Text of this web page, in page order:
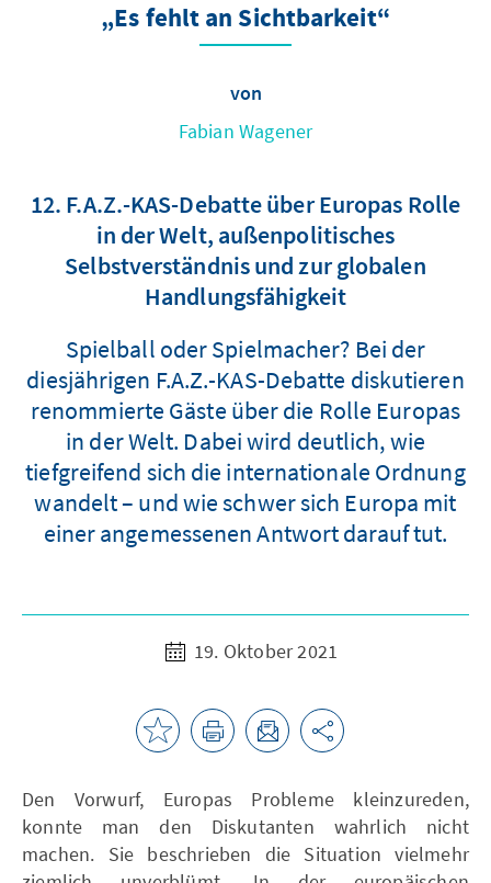
„Es fehlt an Sichtbarkeit“
von
Fabian Wagener
12. F.A.Z.-KAS-Debatte über Europas Rolle
in der Welt, außenpolitisches
Selbstverständnis und zur globalen
Handlungsfähigkeit
Spielball oder Spielmacher? Bei der
diesjährigen F.A.Z.-KAS-Debatte diskutieren
renommierte Gäste über die Rolle Europas
in der Welt. Dabei wird deutlich, wie
tiefgreifend sich die internationale Ordnung
wandelt – und wie schwer sich Europa mit
einer angemessenen Antwort darauf tut.
19. Oktober 2021
Den Vorwurf, Europas Probleme kleinzureden,
konnte man den Diskutanten wahrlich nicht
machen. Sie beschrieben die Situation vielmehr